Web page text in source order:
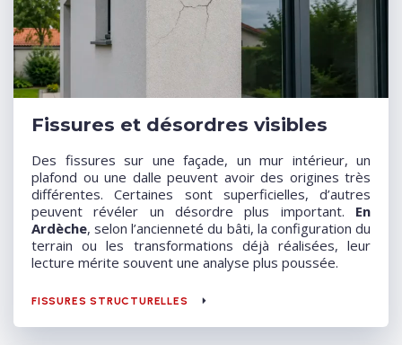
Fissures et désordres visibles
Des fissures sur une façade, un mur intérieur, un
plafond ou une dalle peuvent avoir des origines très
différentes. Certaines sont superficielles, d’autres
peuvent révéler un désordre plus important. En
Ardèche, selon l’ancienneté du bâti, la configuration du
terrain ou les transformations déjà réalisées, leur
lecture mérite souvent une analyse plus poussée.
FISSURES STRUCTURELLES